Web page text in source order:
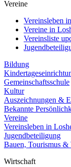
Vereine
Vereinsleben
Vereine in
Vereinsliste
Bildung
Gemeinschaftsschule
Kultur
Auszeichnungen &
Bekannte
Vereine
Vereinsleben in
Jugendbeteiligung
Bauen, Tourismus &
Wirtschaft